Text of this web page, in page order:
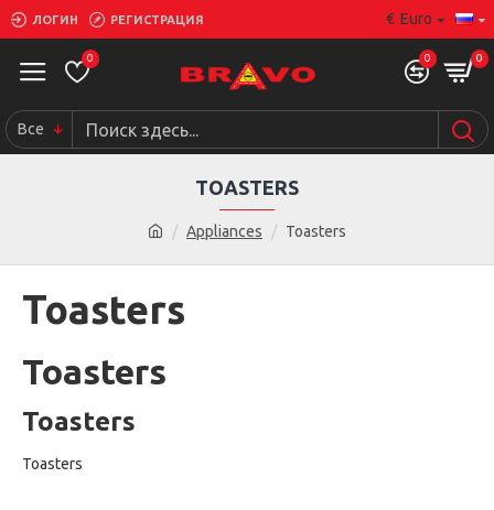
ЛОГИН РЕГИСТРАЦИЯ € Euro
0 0 0
Все
Appliances Toasters
TOASTERS
Toasters
Toasters
Toasters
Toasters